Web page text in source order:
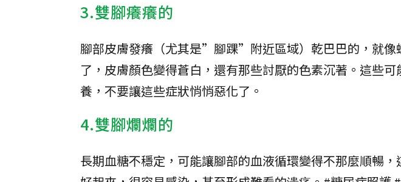
3.雙腳癢癢的
腳部皮膚發癢（尤其是”腳踝”附近區域）乾巴巴的，就像
了，皮膚顏色變得蒼白，還有那些討厭的色素沉著。這些
養，不要讓這些症狀悄悄惡化了。
4.雙腳爛爛的
長期血糖不穩定，可能讓腳部的血液循環變得不那麼順暢